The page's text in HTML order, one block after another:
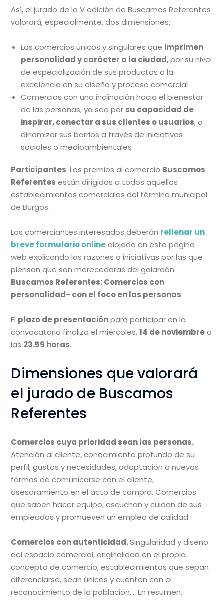
Así, el jurado de la V edición de Buscamos Referentes
valorará, especialmente, dos dimensiones:
Los comercios únicos y singulares que imprimen
personalidad y carácter a la ciudad,por su nivel
de especialización de sus productos o la
excelencia en su diseño y proceso comercial
Comercios con una inclinación hacia el bienestar
de las personas, ya sea por su capacidad de
inspirar, conectar a sus clientes o usuarios, o
dinamizar sus barrios a través de iniciativas
sociales o medioambientales
Participantes. Los premios al comercio Buscamos
Referentes están dirigidos a todos aquellos
establecimientos comerciales del término municipal
de Burgos.
Los comerciantes interesados deberán rellenar un
breve formulario online alojado en esta página
web explicando las razones o iniciativas por las que
piensan que son merecedoras del galardón
Buscamos Referentes: Comercios con
personalidad- con el foco en las personas.
El plazo de presentaciónpara participar en la
convocatoria finaliza el miércoles,14 de noviembrea
las 23.59 horas.
Dimensiones que valorará
el jurado de Buscamos
Referentes
Comercios cuya prioridad sean las personas.
Atención al cliente, conocimiento profundo de su
perfil, gustos y necesidades, adaptación a nuevas
formas de comunicarse con el cliente,
asesoramiento en el acto de compra. Comercios
que saben hacer equipo, escuchan y cuidan de sus
empleados y promueven un empleo de calidad.
Comercios con autenticidad.Singularidad y diseño
del espacio comercial, originalidad en el propio
concepto de comercio, establecimientos que sepan
diferenciarse, sean únicos y cuenten con el
reconocimiento de la población…. En resumen,